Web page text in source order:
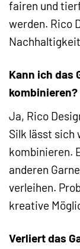
fairen und
werden. Rico
Kann ich das
kombinieren?
Ja, Rico
Silk lässt sich
kombinieren.
anderen
verleihen.
kreative
Verliert das